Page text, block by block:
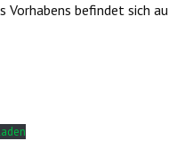
Vorhabens befindet sich